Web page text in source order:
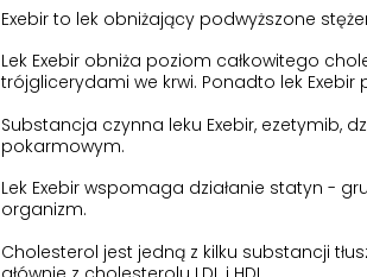
Exebir to lek obniżający podwyższone
Lek Exebir obniża poziom całkowitego
trójglicerydami we krwi. Ponadto lek
Substancja czynna leku Exebir, ezetymib,
pokarmowym.
Lek Exebir wspomaga działanie statyn -
organizm.
Cholesterol jest jedną z kilku substancji